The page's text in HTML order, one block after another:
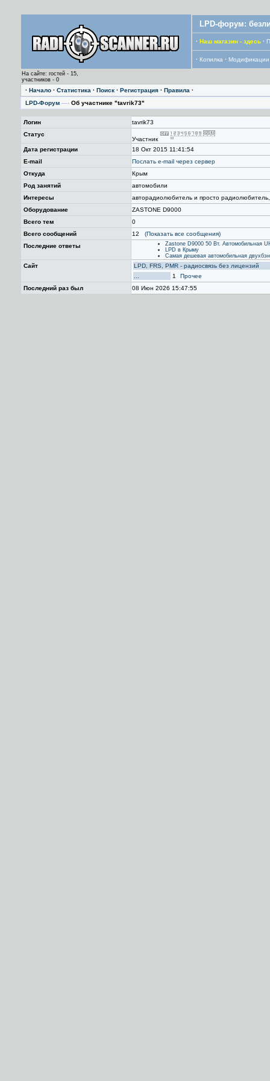
LPD-форум:
· Наш магазин - здесь ·
· Копилка · Модификации
На сайте: гостей - 15,
участников - 0
· Начало · Статистика · Поиск · Регистрация · Правила ·
LPD-Форум —› Об участнике "tavrik73"
Логин
tavrik73
Статус
Участник
Дата регистрации
18 Окт 2015 11:41:54
E-mail
Послать е-mail через сервер
Откуда
Крым
Род занятий
автомобили
Интересы
авторадиолюбитель и просто
Оборудование
ZASTONE D9000
Всего тем
0
Всего сообщений
12
(Показать все сообщения)
Последние ответы
Zastone D9000 50 Вт. Автомобильная
LPD в Крыму
Самая дешевая автомобильная
Сайт
LPD, FRS, PMR - радиосвязь без лицензий
1
Прочее
Последний раз был
08 Июн 2026 15:47:55